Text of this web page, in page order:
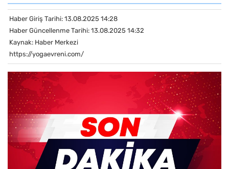
Haber Giriş Tarihi: 13.08.2025 14:28
Haber Güncellenme Tarihi: 13.08.2025 14:32
Kaynak: Haber Merkezi
https://yogaevreni.com/